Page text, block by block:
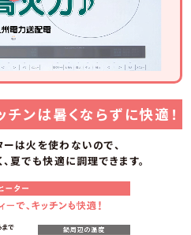
ンは暑くならずに快適！
は火を使わないので、
夏でも快適に調理できます。